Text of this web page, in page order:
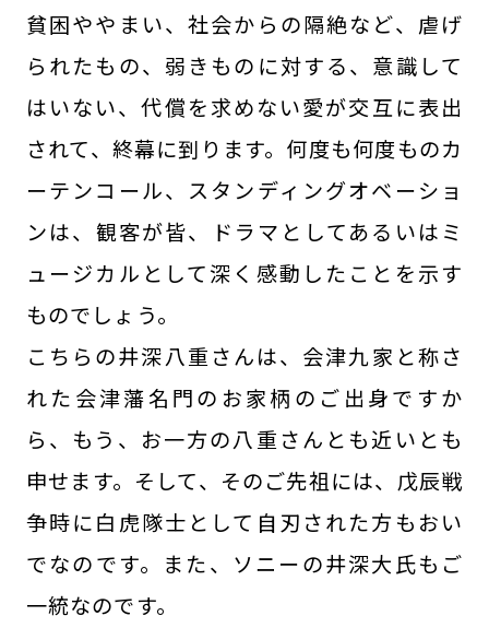
貧困ややまい、社会からの隔絶など、虐げ
られたもの、弱きものに対する、意識して
はいない、代償を求めない愛が交互に表出
されて、終幕に到ります。何度も何度ものカ
ーテンコール、スタンディングオベーショ
ンは、観客が皆、ドラマとしてあるいはミ
ュージカルとして深く感動したことを示す
ものでしょう。
こちらの井深八重さんは、会津九家と称さ
れた会津藩名門のお家柄のご出身ですか
ら、もう、お一方の八重さんとも近いとも
申せます。そして、そのご先祖には、戊辰戦
争時に白虎隊士として自刃された方もおい
でなのです。また、ソニーの井深大氏もご
一統なのです。